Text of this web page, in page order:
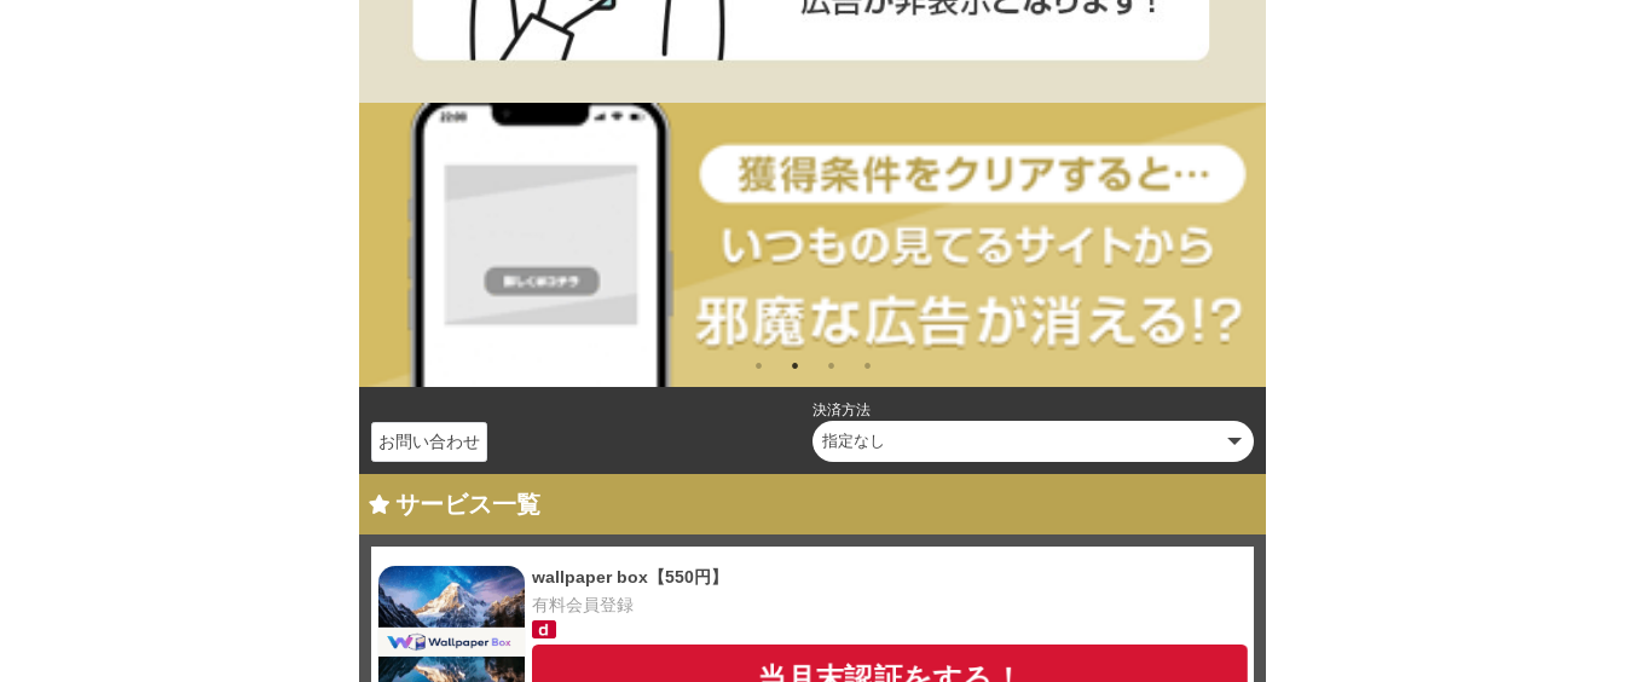
お問い合わせ
決済方法
サービス一覧
wallpaper box【550円】
有料会員登録